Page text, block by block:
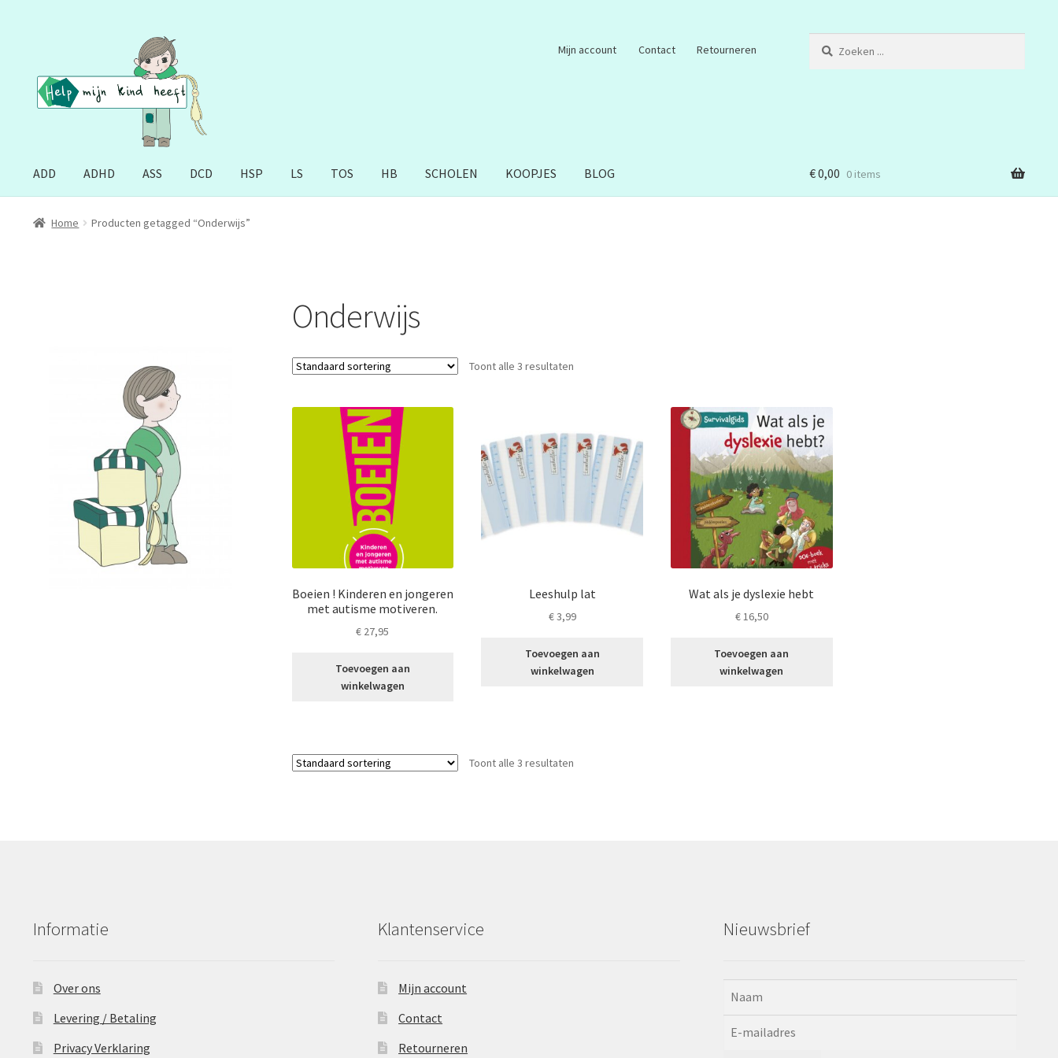
naar
navigatie
de
inhoud
Mijn account Contact Retourneren
ADD ADHD ASS DCD HSP LS TOS HB SCHOLEN KOOPJES BLOG €0,00 0 items
Home Producten getagged “Onderwijs”
Onderwijs
Toont alle 3 resultaten
Boeien ! Kinderen en jongeren
met autisme motiveren.
€ 27,95
Toevoegen aan
winkelwagen
Leeshulp lat
€3,99
Toevoegen aan
winkelwagen
Wat als je dyslexie hebt
€16,50
Toevoegen aan
winkelwagen
Toont alle 3 resultaten
Informatie
Over ons
Levering / Betaling
Privacy Verklaring
Klantenservice
Mijn account
Contact
Retourneren
Nieuwsbrief